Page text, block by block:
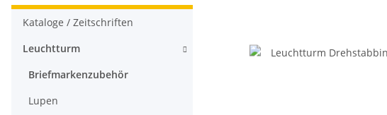
Kataloge / Zeitschriften
Leuchtturm
Briefmarkenzubehör
Lupen